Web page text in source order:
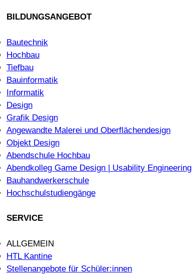
BILDUNGSANGEBOT
Bautechnik
Hochbau
Tiefbau
Bauinformatik
Informatik
Design
Grafik Design
Angewandte Malerei und Oberflächendesign
Objekt Design
Abendschule Hochbau
Abendkolleg Game Design | Usability Engineering
Bauhandwerkerschule
Hochschulstudiengänge
SERVICE
ALLGEMEIN
HTL Kantine
Stellenangebote für Schüler:innen